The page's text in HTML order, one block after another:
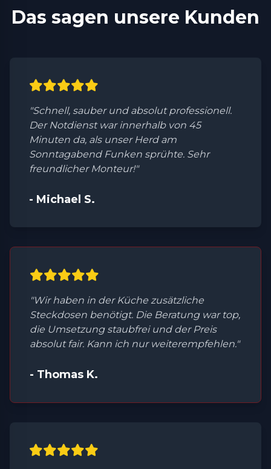
Das sagen unsere Kunden
"Schnell, sauber und absolut professionell.
Der Notdienst war innerhalb von 45
Minuten da, als unser Herd am
Sonntagabend Funken sprühte. Sehr
freundlicher Monteur!"
- Michael S.
"Wir haben in der Küche zusätzliche
Steckdosen benötigt. Die Beratung war top,
die Umsetzung staubfrei und der Preis
absolut fair. Kann ich nur weiterempfehlen."
- Thomas K.